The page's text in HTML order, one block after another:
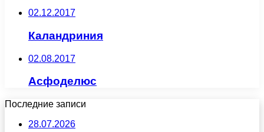
02.12.2017
Каландриния
02.08.2017
Асфоделюс
Последние записи
28.07.2026